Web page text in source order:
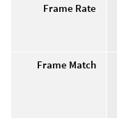
Frame Rate
Frame Match